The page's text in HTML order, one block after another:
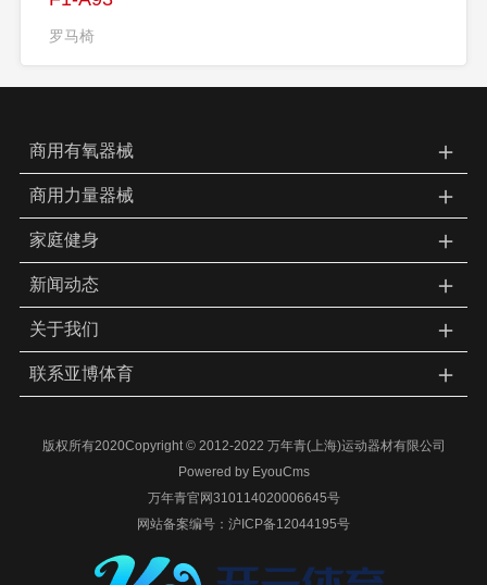
罗马椅
商用有氧器械 ＋
商用力量器械 ＋
家庭健身 ＋
新闻动态 ＋
关于我们 ＋
联系亚博体育 ＋
版权所有2020Copyright © 2012-2022 万年青(上海)运动器材有限公司
Powered by EyouCms
万年青官网310114020006645号
网站备案编号： 沪ICP备12044195号